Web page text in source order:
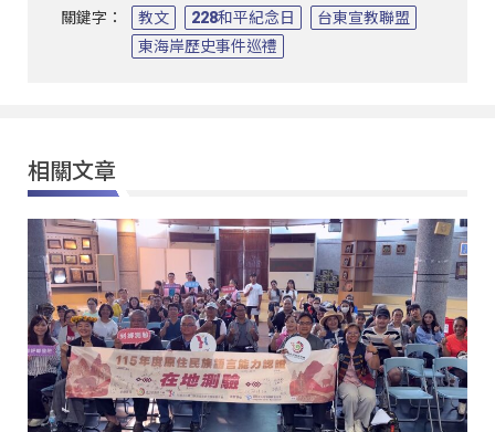
關鍵字： 教文 228和平紀念日
台東宣教聯盟
東海岸歷史事件巡禮
相關文章